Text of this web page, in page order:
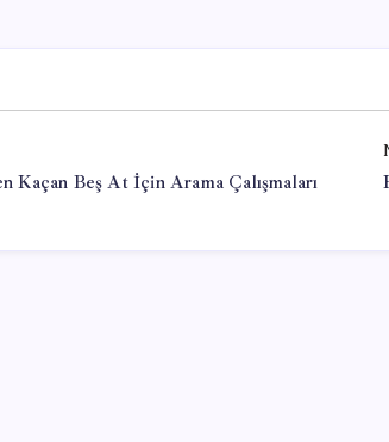
Kaçan Beş At İçin Arama Çalışmaları